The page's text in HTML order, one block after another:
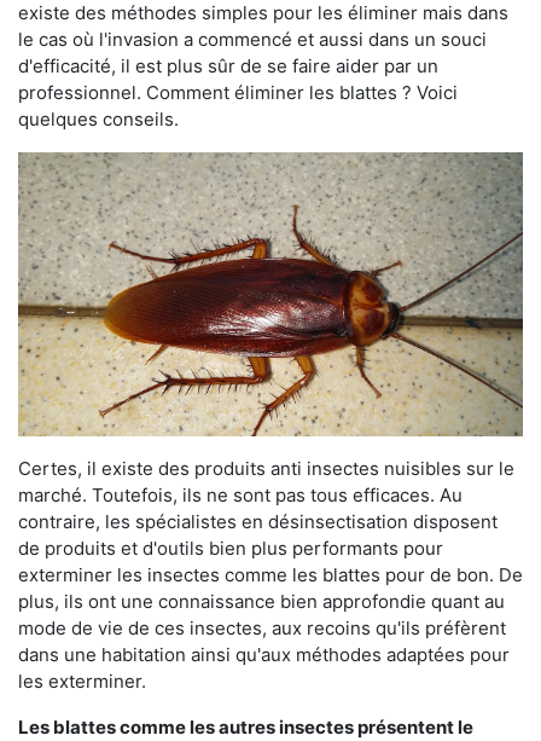
existe des méthodes simples pour les éliminer mais dans
le cas où l'invasion a commencé et aussi dans un souci
d'efficacité, il est plus sûr de se faire aider par un
professionnel. Comment éliminer les blattes ? Voici
quelques conseils.
Certes, il existe des produits anti insectes nuisibles sur le
marché. Toutefois, ils ne sont pas tous efficaces. Au
contraire, les spécialistes en désinsectisation disposent
de produits et d'outils bien plus performants pour
exterminer les insectes comme les blattes pour de bon. De
plus, ils ont une connaissance bien approfondie quant au
mode de vie de ces insectes, aux recoins qu'ils préfèrent
dans une habitation ainsi qu'aux méthodes adaptées pour
les exterminer.
Les blattes comme les autres insectes présentent le